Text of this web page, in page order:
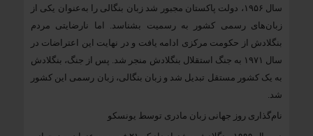
سال ۱۹۵۶، دولت پاکستان مجبور شد زبان بنگالی را به‌عنوان یکی از
زبان‌های رسمی کشور به رسمیت بشناسد. اما نارضایتی مردم
بنگلادش از حکومت مرکزی ادامه یافت و در نهایت این اعتراضات در
سال ۱۹۷۱ به جنگ استقلال بنگلادش منجر شد. پس از جنگ، بنگلادش
به یک کشور مستقل تبدیل شد و زبان بنگالی، زبان رسمی این کشور
شد.
نام‌گذاری روز جهانی زبان مادری توسط یونسکو